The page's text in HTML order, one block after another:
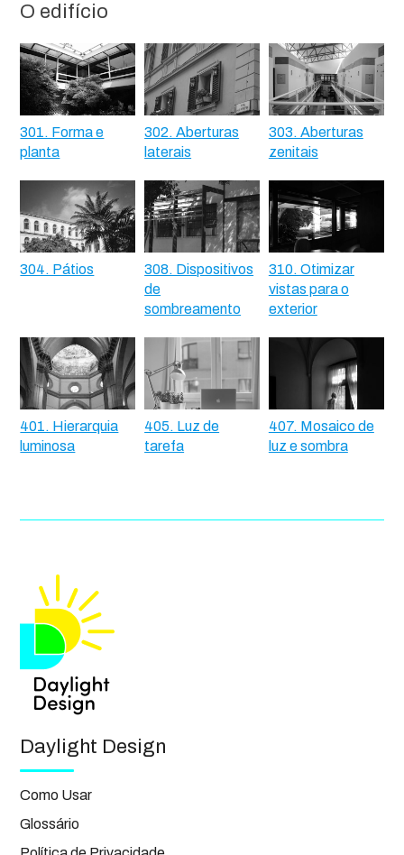
O edifício
301. Forma e
planta
302. Aberturas
laterais
303. Aberturas
zenitais
304. Pátios
308. Dispositivos
de
sombreamento
310. Otimizar
vistas para o
exterior
401. Hierarquia
luminosa
405. Luz de
tarefa
407. Mosaico de
luz e sombra
Daylight Design
Como Usar
Glossário